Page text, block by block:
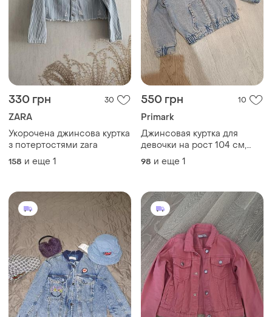
330 грн 30
ZARA
Укорочена джинсова куртка
з потертостями zara
158 и еще 1
550 грн 10
Primark
Джинсовая куртка для
девочки на рост 104 см,
primark
98 и еще 1